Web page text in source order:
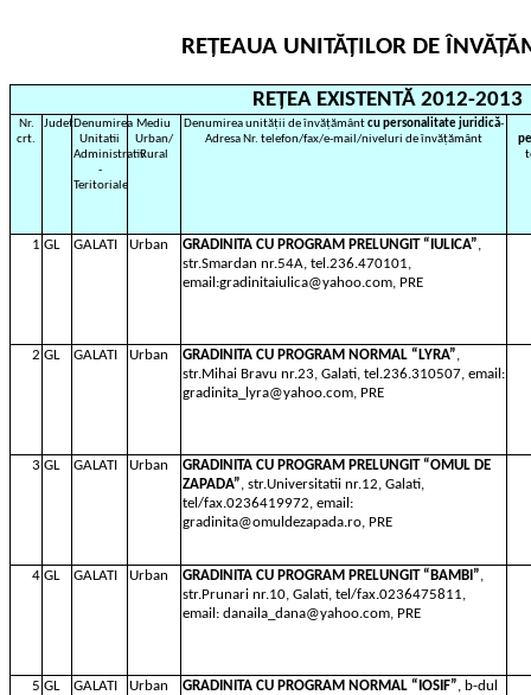
REȚEAUA UNITĂȚILOR DE
REȚEA EXISTENTĂ 2012-2013
Nr.
crt.
JudețDenumirea
Unitatii
Administrativ
-
Teritoriale
Mediu
Urban/
Rural
Denumirea unității de învățământcu personalitate juridică-
Adresa Nr. telefon/fax/e-mail/niveluri de învățământ
1 GL GALATI Urban GRADINITA CU PROGRAM PRELUNGIT“IULICA”,
str.Smardan nr.54A, tel.236.470101,
email:gradinitaiulica@yahoo.com, PRE
2 GL GALATI Urban GRADINITA CU PROGRAM NORMAL “LYRA”,
str.Mihai Bravu nr.23, Galati, tel.236.310507, email:
gradinita_lyra@yahoo.com, PRE
3 GL GALATI Urban
GRADINITA CU PROGRAM PRELUNGIT “OMUL DE
ZAPADA”, str.Universitatii nr.12, Galati,
tel/fax.0236419972, email:
gradinita@omuldezapada.ro, PRE
4 GL GALATI Urban GRADINITA CU PROGRAM PRELUNGIT “BAMBI”,
str.Prunari nr.10, Galati, tel/fax.0236475811,
email: danaila_dana@yahoo.com, PRE
5 GL GALATI Urban GRADINITA CU PROGRAM NORMAL “IOSIF”, b-dul